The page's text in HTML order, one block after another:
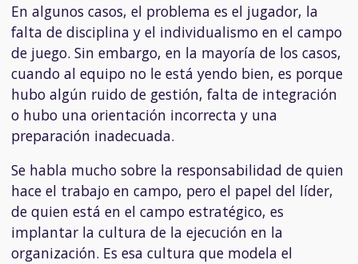
En algunos casos, el problema es el jugador, la
falta de disciplina y el individualismo en el campo
de juego. Sin embargo, en la mayoría de los casos,
cuando al equipo no le está yendo bien, es porque
hubo algún ruido de gestión, falta de integración
o hubo una orientación incorrecta y una
preparación inadecuada.
Se habla mucho sobre la responsabilidad de quien
hace el trabajo en campo, pero el papel del líder,
de quien está en el campo estratégico, es
implantar la cultura de la ejecución en la
organización. Es esa cultura que modela el